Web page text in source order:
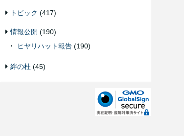
トピック (417)
情報公開 (190)
ヒヤリハット報告 (190)
絆の杜 (45)